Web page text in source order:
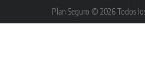
Plan Seguro © 2026 Todos